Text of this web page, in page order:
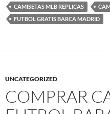
CAMISETAS MLB REPLICAS
FUTBOL GRATIS BARCA MADRID
UNCATEGORIZED
COMPRAR